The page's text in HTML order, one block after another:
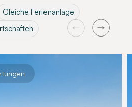
Gleiche Ferienanlage